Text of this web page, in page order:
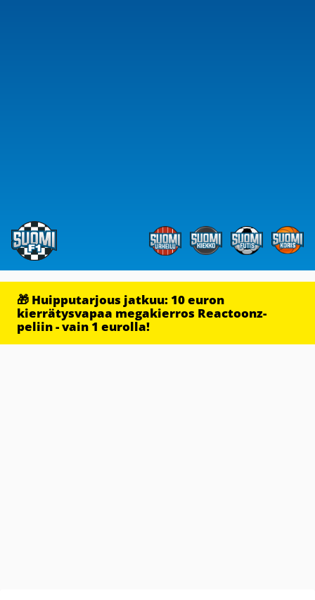
🎁 Huipputarjous jatkuu: 10 euron
kierrätysvapaa megakierros Reactoonz-
peliin - vain 1 eurolla!